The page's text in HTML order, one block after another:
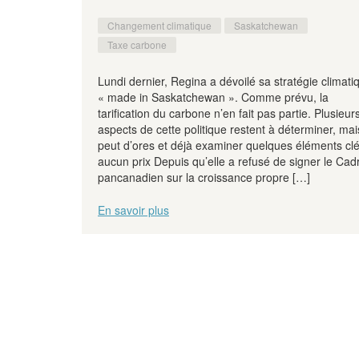
Changement climatique
Saskatchewan
Taxe carbone
Lundi dernier, Regina a dévoilé sa stratégie
« made in Saskatchewan ». Comme prévu, la
tarification du carbone n’en fait pas partie.
aspects de cette politique restent à déterminer,
peut d’ores et déjà examiner quelques éléments
aucun prix Depuis qu’elle a refusé de signer le
pancanadien sur la croissance propre […]
En savoir plus